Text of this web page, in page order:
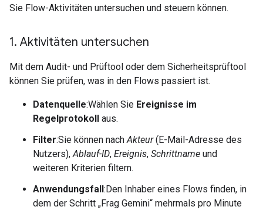
Sie Flow-Aktivitäten untersuchen und steuern können.
1. Aktivitäten untersuchen
Mit dem Audit- und Prüftool oder dem Sicherheitsprüftool
können Sie prüfen, was in den Flows passiert ist.
Datenquelle:Wählen Sie Ereignisse im
Regelprotokoll aus.
Filter:Sie können nachAkteur(E-Mail-Adresse des
Nutzers),Ablauf-ID, Ereignis, Schrittname und
weiteren Kriterien filtern.
Anwendungsfall:Den Inhaber eines Flows finden, in
dem der Schritt „Frag Gemini“ mehrmals pro Minute